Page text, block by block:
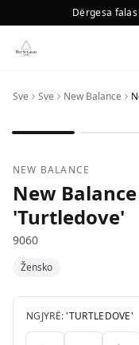
Dërgesa
Sve Sve New Balance
NEW BALANCE
New
'Turtledove'
9060
Žensko
NGJYRË:'TURTLEDOVE'